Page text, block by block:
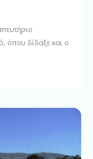
όπου δίδαξε και ο